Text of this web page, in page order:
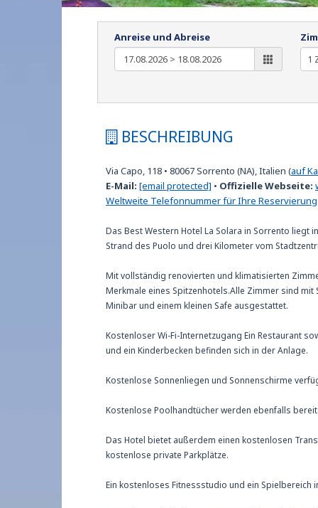
Anreise und Abreise
BESCHREIBUNG
Via Capo, 118 • 80067Sorrento (NA), Italien (auf
E-Mail: [email protected] • Offizielle Webseite:
Weltweite Telefonnummer für Ihre Reservierung
Das Best Western Hotel La Solara in Sorrento liegt
Strand des Puolo und drei Kilometer vom
Mit vollständig renovierten und klimatisierten
Merkmale eines Spitzenhotels.Alle Zimmer sind
Minibar und einem kleinen Safe ausgestattet.
Kostenloser Wi-Fi-Internetzugang Ein Restaurant
und ein Kinderbecken befinden sich in der Anlage.
Kostenlose Sonnenliegen und Sonnenschirme
Kostenlose Poolhandtücher werden ebenfalls
Das Hotel bietet außerdem einen kostenlosen
kostenlose private Parkplätze.
Ein kostenloses Fitnessstudio und ein Spielbereich